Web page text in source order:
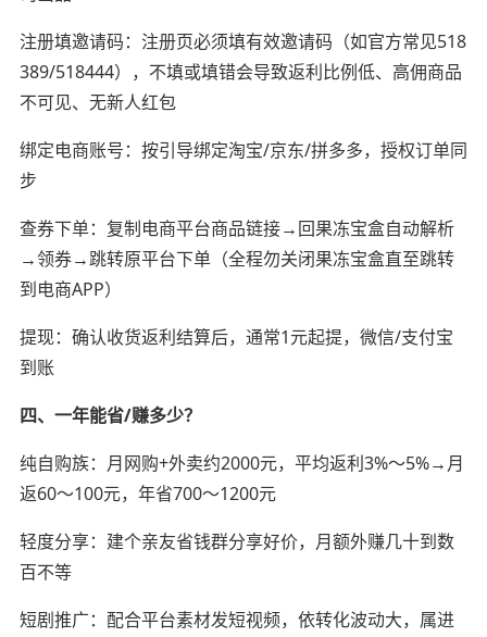
注册填邀请码：注册页必须填有效邀请码（如官方常见518
389/518444），不填或填错会导致返利比例低、高佣商品
不可见、无新人红包
绑定电商账号：按引导绑定淘宝/京东/拼多多，授权订单同
步
查券下单：复制电商平台商品链接→回果冻宝盒自动解析
→领券→跳转原平台下单（全程勿关闭果冻宝盒直至跳转
到电商APP）
提现：确认收货返利结算后，通常1元起提，微信/支付宝
到账
四、一年能省/赚多少？
纯自购族：月网购+外卖约2000元，平均返利3%～5%→月
返60～100元，年省700～1200元
轻度分享：建个亲友省钱群分享好价，月额外赚几十到数
百不等
短剧推广：配合平台素材发短视频，依转化波动大，属进